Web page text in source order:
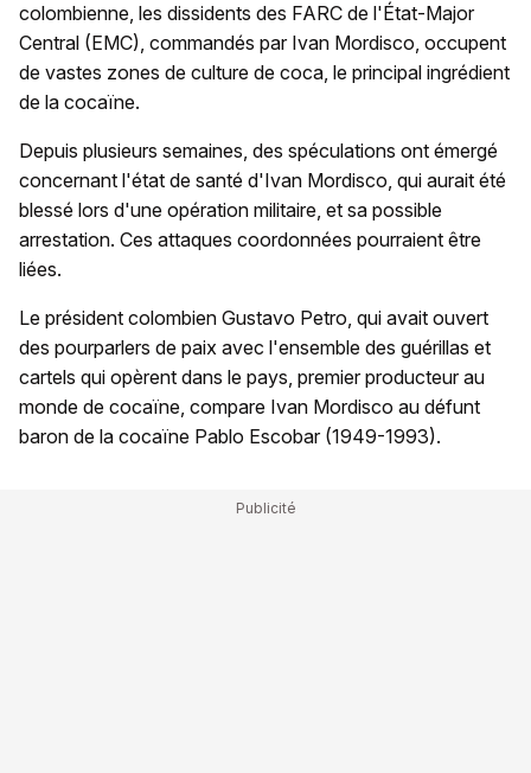
colombienne, les dissidents des FARC de l'État-Major
Central (EMC), commandés par Ivan Mordisco, occupent
de vastes zones de culture de coca, le principal ingrédient
de la cocaïne.
Depuis plusieurs semaines, des spéculations ont émergé
concernant l'état de santé d'Ivan Mordisco, qui aurait été
blessé lors d'une opération militaire, et sa possible
arrestation. Ces attaques coordonnées pourraient être
liées.
Le président colombien Gustavo Petro, qui avait ouvert
des pourparlers de paix avec l'ensemble des guérillas et
cartels qui opèrent dans le pays, premier producteur au
monde de cocaïne, compare Ivan Mordisco au défunt
baron de la cocaïne Pablo Escobar (1949-1993).